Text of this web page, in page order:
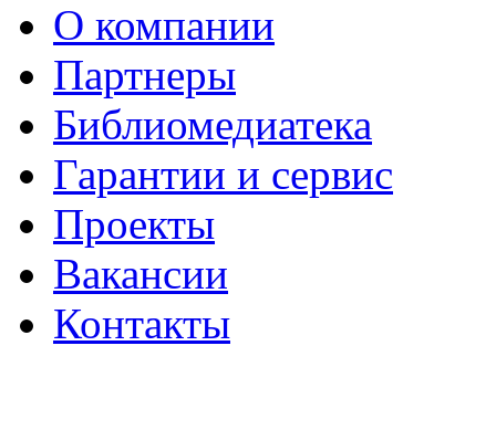
О компании
Партнеры
Библиомедиатека
Гарантии и сервис
Проекты
Вакансии
Контакты